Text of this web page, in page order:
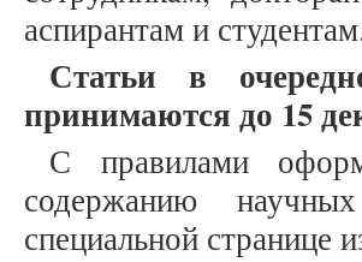
аспирантам и
Статьи в
принимаются до 15
С правилами
содержанию
специальной странице